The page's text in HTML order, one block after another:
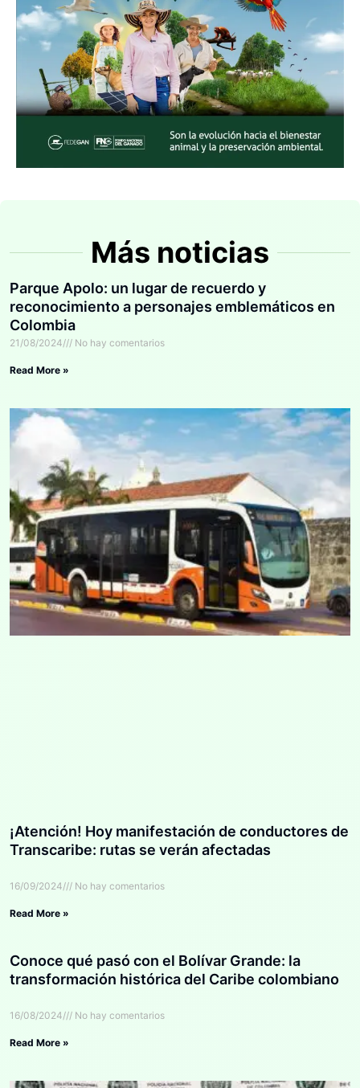
Más noticias
Parque Apolo: un lugar de recuerdo y
reconocimiento a personajes emblemáticos en
Colombia
21/08/2024 No hay comentarios
Read More »
¡Atención! Hoy manifestación de conductores de
Transcaribe: rutas se verán afectadas
16/09/2024 No hay comentarios
Read More »
Conoce qué pasó con el Bolívar Grande: la
transformación histórica del Caribe colombiano
16/08/2024 No hay comentarios
Read More »